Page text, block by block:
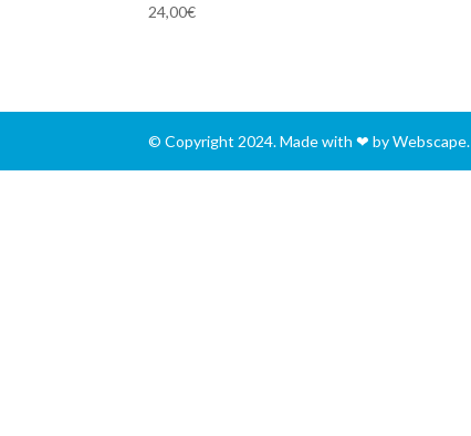
24,00€
© Copyright 2024. Made with ❤ by Webscape.